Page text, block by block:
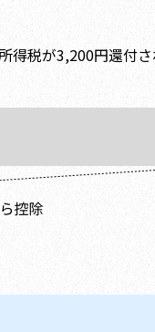
税が3,200円還付さ